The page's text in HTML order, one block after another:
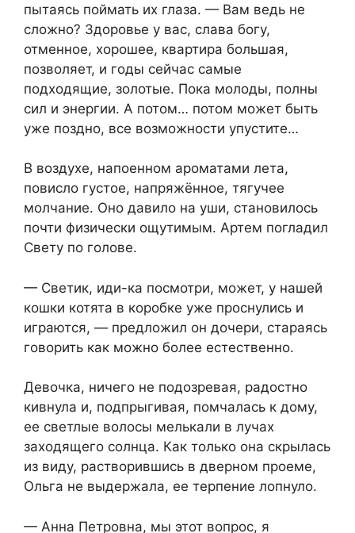
пытаясь поймать их глаза. — Вам ведь не
сложно? Здоровье у вас, слава богу,
отменное, хорошее, квартира большая,
позволяет, и годы сейчас самые
подходящие, золотые. Пока молоды, полны
сил и энергии. А потом… потом может быть
уже поздно, все возможности упустите…
В воздухе, напоенном ароматами лета,
повисло густое, напряжённое, тягучее
молчание. Оно давило на уши, становилось
почти физически ощутимым. Артем погладил
Свету по голове.
— Светик, иди-ка посмотри, может, у нашей
кошки котята в коробке уже проснулись и
играются, — предложил он дочери, стараясь
говорить как можно более естественно.
Девочка, ничего не подозревая, радостно
кивнула и, подпрыгивая, помчалась к дому,
ее светлые волосы мелькали в лучах
заходящего солнца. Как только она скрылась
из виду, растворившись в дверном проеме,
Ольга не выдержала, ее терпение лопнуло.
— Анна Петровна, мы этот вопрос, я